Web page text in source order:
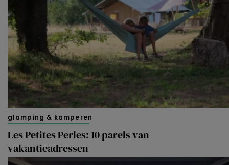
glamping & kamperen
Les Petites Perles: 10 parels van
vakantieadressen